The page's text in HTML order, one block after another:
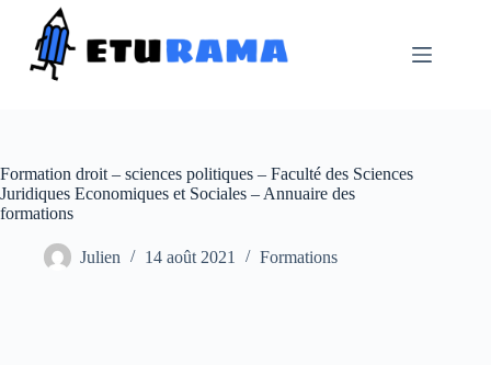
contenu
Formation droit – sciences politiques – Faculté des Sciences
Juridiques Economiques et Sociales – Annuaire des
formations
Julien 14 août 2021 Formations